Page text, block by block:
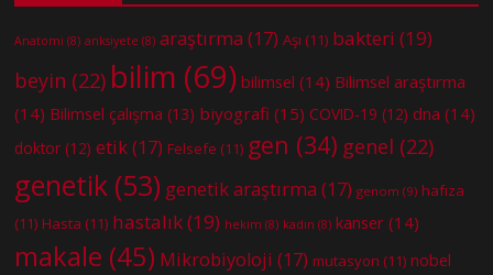
Anatomi (8) anksiyete (8) araştırma (17) Aşı (11) bakteri (19)
beyin (22) bilim (69) bilimsel (14) Bilimsel araştırma
(14) Bilimsel çalışma (13) biyografi (15) COVID-19 (12) dna (14)
doktor (12) etik(17) Felsefe (11) gen (34) genel (22)
genetik (53) genetik araştırma (17) genom (9) hafıza
(11) Hasta (11) hastalık(19) hekim (8) kadın (8) kanser (14)
makale (45) Mikrobiyoloji (17) mutasyon (11) nobel